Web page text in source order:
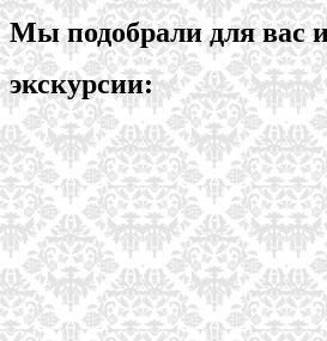
Мы подобрали для вас
экскурсии: